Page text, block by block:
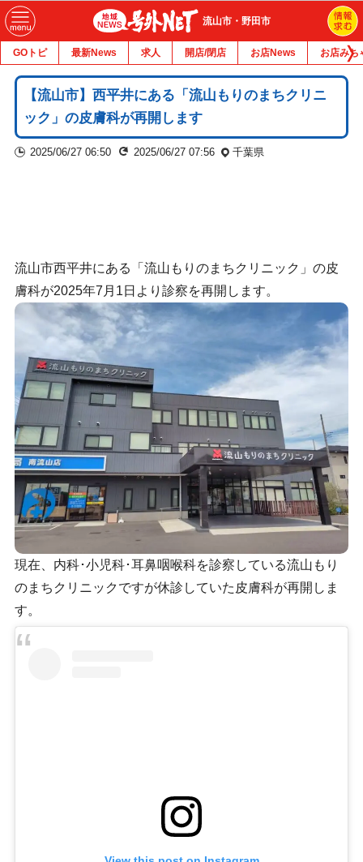
流山市・野田市
GOトピ 最新News 求人 開店/閉店 お店News お店みち
【流山市】西平井にある「流山もりのまちクリニ
ック」の皮膚科が再開します
2025/06/27 06:50 2025/06/27 07:56 千葉県
流山市西平井にある「流山もりのまちクリニック」の皮
膚科が2025年7月1日より診察を再開します。
現在、内科･小児科･耳鼻咽喉科を診察している流山もり
のまちクリニックですが休診していた皮膚科が再開しま
す。